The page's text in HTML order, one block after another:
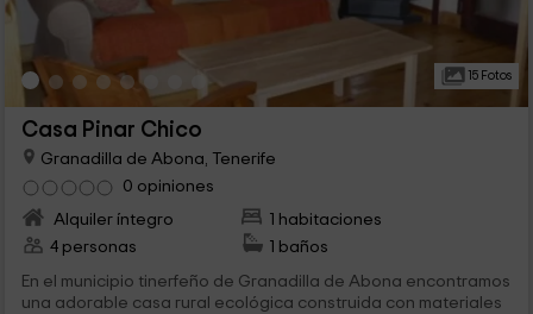
15 Fotos
Casa Pinar Chico
Granadilla de Abona, Tenerife
0 opiniones
Alquiler íntegro
1 habitaciones
4 personas
1 baños
En el municipio tinerfeño de Granadilla de Abona encontramos
una adorable casa rural ecológica construida con materiales